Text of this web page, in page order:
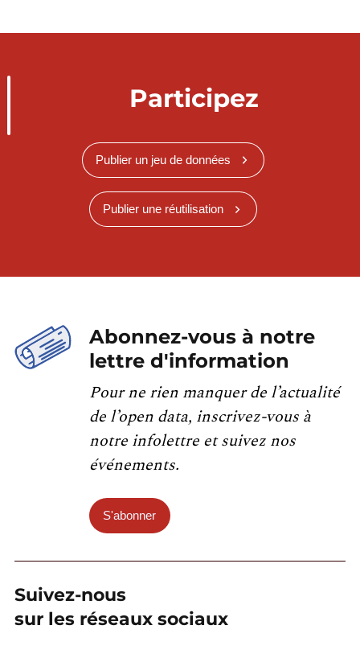
Participez
Publier un jeu de données
Publier une réutilisation
Abonnez-vous à notre
lettre d'information
Pour ne rien manquer de l’actualité
de l’open data, inscrivez-vous à
notre infolettre et suivez nos
événements.
S'abonner
Suivez-nous
sur les réseaux sociaux